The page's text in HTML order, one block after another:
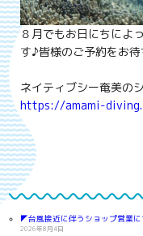
８月でもお日にちによ
す♪皆様のご予約をお
ネイティブシー奄美の
https://amami-
◤台風接近に伴うショップ営業
2026年8月4日